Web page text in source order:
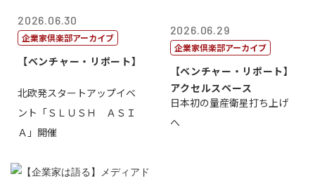
2026.06.30
企業家倶楽部アーカイブ
【ベンチャー・リポート】
北欧発スタートアップイベ
ント「ＳＬＵＳＨ ＡＳＩ
Ａ」開催
2026.06.29
企業家倶楽部アーカイブ
【ベンチャー・リポート】
アクセルスペース
日本初の量産衛星打ち上げ
へ